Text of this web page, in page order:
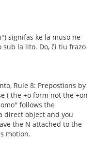
signifas ke la muso ne
sub la lito. Do, ĉi tiu frazo
Rule 8: Prepostions by
( the +o form not the +on
follows the
direct object and you
the N attached to the
motion.